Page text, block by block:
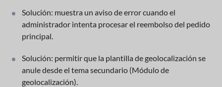
Solución: muestra un aviso de error cuando el
administrador intenta procesar el reembolso del pedido
principal.
Solución: permitir que la plantilla de geolocalización se
anule desde el tema secundario (Módulo de
geolocalización).